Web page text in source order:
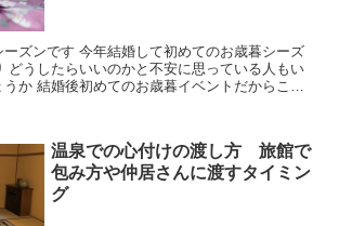
ズンです 今年結婚して初めてのお歳暮シーズ
どうしたらいいのかと不安に思っている人もい
か 結婚後初めてのお歳暮イベントだからこそ
温泉での心付けの渡し方 旅館で
包み方や仲居さんに渡すタイミン
グ